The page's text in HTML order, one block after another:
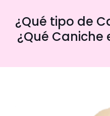
¿Qué tipo de
¿Qué Caniche